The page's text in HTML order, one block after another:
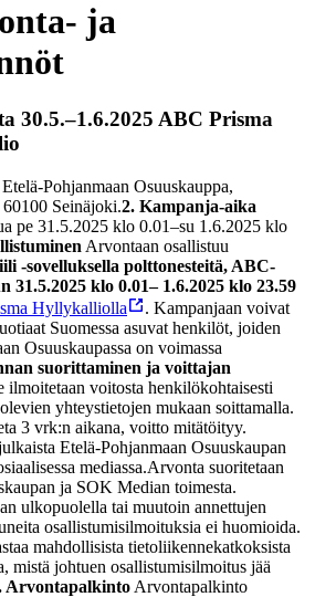
ja
30.5.–1.6.2025 ABC Prisma
Etelä-Pohjanmaan Osuuskauppa,
Seinäjoki.2. Kampanja-aika
pe 31.5.2025 klo 0.01–su 1.6.2025 klo
Arvontaan osallistuu
-sovelluksella polttonesteitä, ABC-
31.5.2025 klo 0.01– 1.6.2025 klo 23.59
Hyllykalliolla
. Kampanjaan voivat
Suomessa asuvat henkilöt, joiden
Osuuskaupassa on voimassa
suorittaminen ja voittajan
ilmoitetaan voitosta henkilökohtaisesti
yhteystietojen mukaan soittamalla.
3 vrk:n aikana, voitto mitätöityy.
Etelä-Pohjanmaan Osuuskaupan
mediassa.Arvonta suoritetaan
ja SOK Median toimesta.
ulkopuolella tai muutoin annettujen
osallistumisilmoituksia ei huomioida.
mahdollisista tietoliikennekatkoksista
mistä johtuen osallistumisilmoitus jää
Arvontapalkinto Arvontapalkinto